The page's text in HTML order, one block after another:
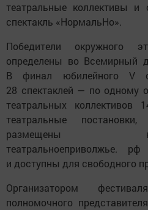
театральные коллективы
спектакль «НормальНо».
Победители окружного
определены во Всемирный
В финал юбилейного V
28 спектаклей — по одному
театральных коллективов
театральные
театральноеприволжье.
и доступны для свободного
Организатором
полномочного